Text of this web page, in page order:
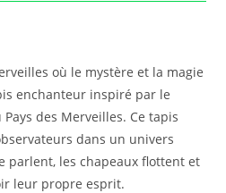
où le mystère et la magie
enchanteur inspiré par le
des Merveilles. Ce tapis
dans un univers
parlent, les chapeaux flottent et
leur propre esprit.